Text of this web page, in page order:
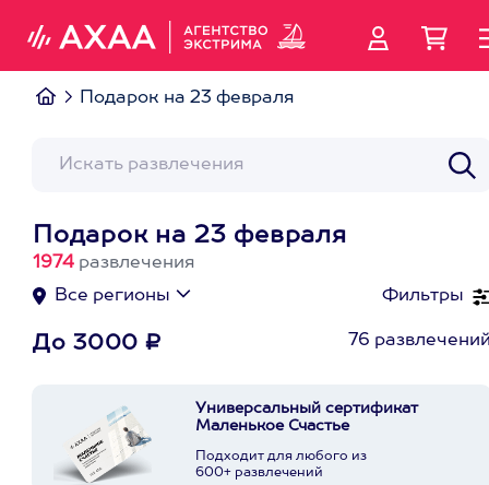
Подарок на 23 февраля
Подарок на 23 февраля
1974 развлечения
Фильтры
Все регионы
До 3000 ₽ 76
Универсальный сертификат
Маленькое Счастье
Подходит для любого из
600+ развлечений